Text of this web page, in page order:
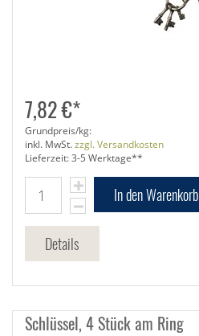
7,82 €*
Grundpreis/kg:
inkl. MwSt.zzgl. Versandkosten
Lieferzeit: 3-5 Werktage**
In den Warenkorb
Details
Schlüssel, 4 Stück am Ring